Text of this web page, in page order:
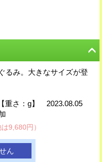
るみ。大きなサイズが登
重さ：g】 2023.08.05
9,680円）
ん